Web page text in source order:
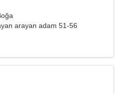
arayan adam 51-56